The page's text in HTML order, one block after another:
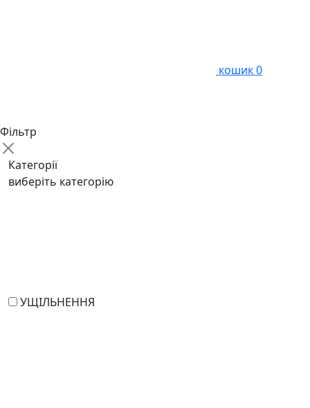
кошик0
Фільтр
Категорії
виберіть категорію
УЩІЛЬНЕННЯ